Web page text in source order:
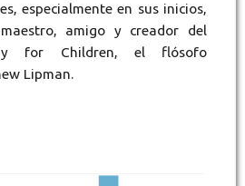
especialmente en sus inicios,
amigo y creador del
for Children, el flósofo
Lipman.